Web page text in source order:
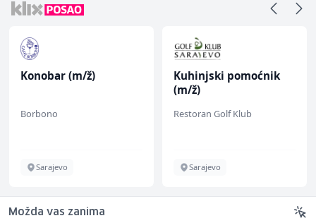
Kuhinjski pomoćnik
Restoran Golf Klub
Sarajevo
Home Office
Kundenberater
renommiertes
TELUS Digital
Sarajevo
Možda vas zanima